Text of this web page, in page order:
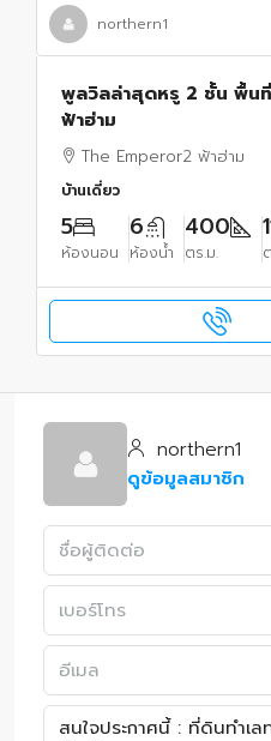
northern1
พูลวิลล่าสุดหรู 2 ชั้น พื้น
ฟ้าฮ่าม
The Emperor2 ฟ้าฮ่าม
บ้านเดี่ยว
5
ห้องนอน
6
ห้องน้ำ
400
ตร.ม.
northern1
ดูข้อมูลสมาชิก